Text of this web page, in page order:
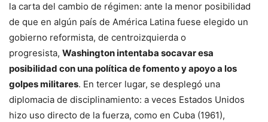
la carta del cambio de régimen: ante la menor posibilidad
de que en algún país de América Latina fuese elegido un
gobierno reformista, de centroizquierda o
progresista, Washington intentaba socavar esa
posibilidad con una política de fomento y apoyo a los
golpes militares. En tercer lugar, se desplegó una
diplomacia de disciplinamiento: a veces Estados Unidos
hizo uso directo de la fuerza, como en Cuba (1961),